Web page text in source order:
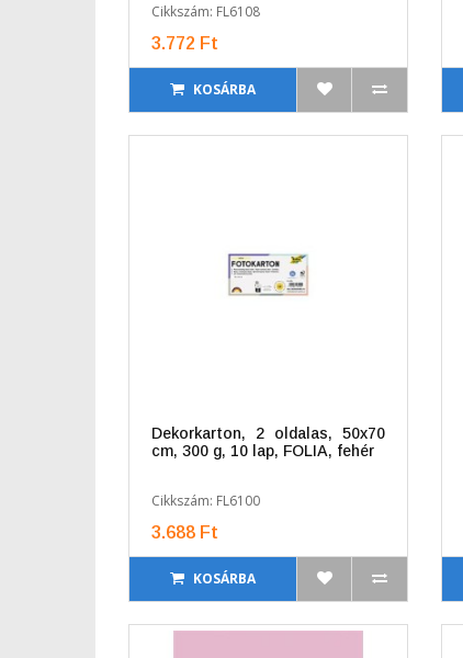
Cikkszám: FL6108
3.772 Ft
KOSÁRBA
Dekorkarton, 2 oldalas, 50x70
cm, 300 g, 10 lap, FOLIA, fehér
Cikkszám: FL6100
3.688 Ft
KOSÁRBA